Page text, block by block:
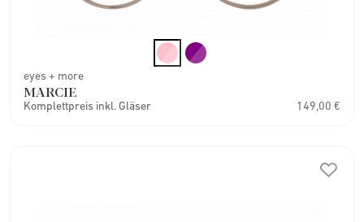
eyes + more
MARCIE
Komplettpreis inkl. Gläser 149,00 €